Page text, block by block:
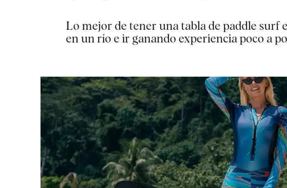
Lo mejor de tener una tabla de paddle surf
en un río e ir ganando experiencia poco a